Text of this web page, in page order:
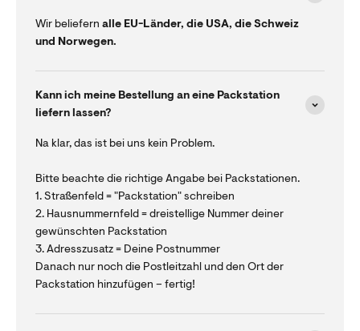
Wir beliefern alle EU-Länder, die USA, die Schweiz
und Norwegen.
Kann ich meine Bestellung an eine Packstation
liefern lassen?
Na klar, das ist bei uns kein Problem.
Bitte beachte die richtige Angabe bei Packstationen.
1. Straßenfeld = "Packstation" schreiben
2. Hausnummernfeld = dreistellige Nummer deiner
gewünschten Packstation
3. Adresszusatz = Deine Postnummer
Danach nur noch die Postleitzahl und den Ort der
Packstation hinzufügen – fertig!